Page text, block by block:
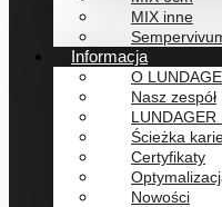
MIX inne
Informacja
O
Nasz zespół
LUNDAGER
Ścieżka
Certyfikaty
Nowości